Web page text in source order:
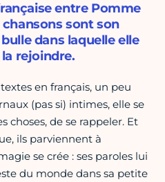
entre Pomme
sont son
dans laquelle elle
rejoindre.
en français, un peu
(pas si) intimes, elle se
choses, de se rappeler. Et
ils parviennent à
se crée : ses paroles lui
du monde dans sa petite